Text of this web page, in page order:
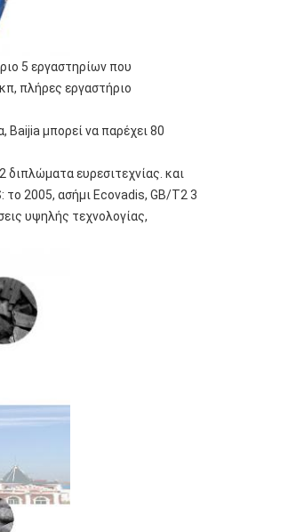
5 εργαστηρίων που
πλήρες εργαστήριο
Baijia μπορεί να παρέχει 80
ευρεσιτεχνίας. και
το 2005, ασήμι Ecovadis, GB/T2 3
υψηλής τεχνολογίας,